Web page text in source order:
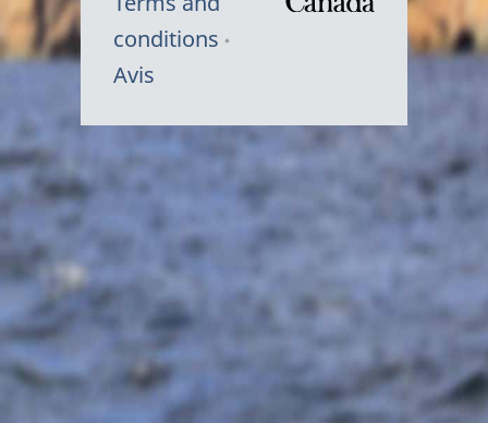
conditions
Avis
Symbole
Canada